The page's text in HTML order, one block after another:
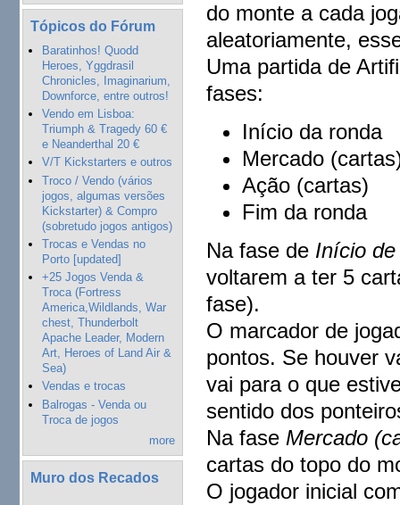
Tópicos do Fórum
Baratinhos! Quodd
Heroes, Yggdrasil
Chronicles, Imaginarium,
Downforce, entre outros!
Vendo em Lisboa:
Triumph & Tragedy 60 €
e Neanderthal 20 €
V/T Kickstarters e outros
Troco / Vendo (vários
jogos, algumas versões
Kickstarter) & Compro
(sobretudo jogos antigos)
Trocas e Vendas no
Porto [updated]
+25 Jogos Venda &
Troca (Fortress
America,Wildlands, War
chest, Thunderbolt
Apache Leader, Modern
Art, Heroes of Land Air &
Sea)
Vendas e trocas
Balrogas - Venda ou
Troca de jogos
more
Muro dos Recados
do monte a cada
aleatoriamente,
Uma partida de
fases:
Início da ronda
Mercado
Ação (cartas)
Fim da ronda
Na fase de Início
voltarem a ter 5
fase).
O marcador de
pontos. Se houver
vai para o que
sentido dos
Na fase Mercado
cartas do topo do
O jogador inicial